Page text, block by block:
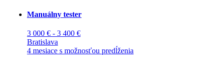
Manuálny tester
3 000 € - 3 400 €
Bratislava
4 mesiace s možnosťou predĺženia